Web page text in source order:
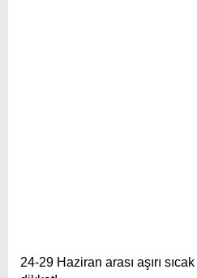
24-29 Haziran arası aşırı